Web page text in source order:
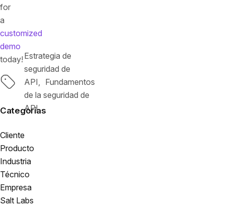
for
a
customized
demo
today!
Etiquetas
Estrategia de
seguridad de
API
Fundamentos
de la seguridad de
API
Categorías
Cliente
Producto
Industria
Técnico
Empresa
Salt Labs